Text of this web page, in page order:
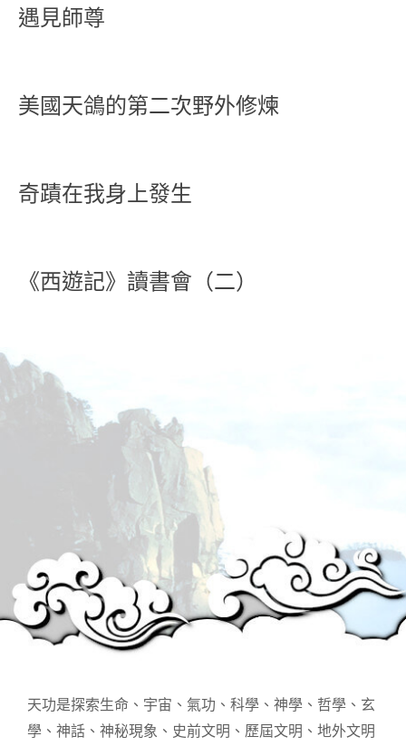
遇見師尊
美國天鴿的第二次野外修煉
奇蹟在我身上發生
《西遊記》讀書會（二）
天功是探索生命、宇宙、氣功、科學、神學、哲學、玄
學、神話、神秘現象、史前文明、歷屆文明、地外文明